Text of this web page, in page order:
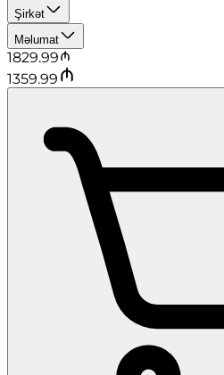
Şirkət
Məlumat
1829.99
1359.99